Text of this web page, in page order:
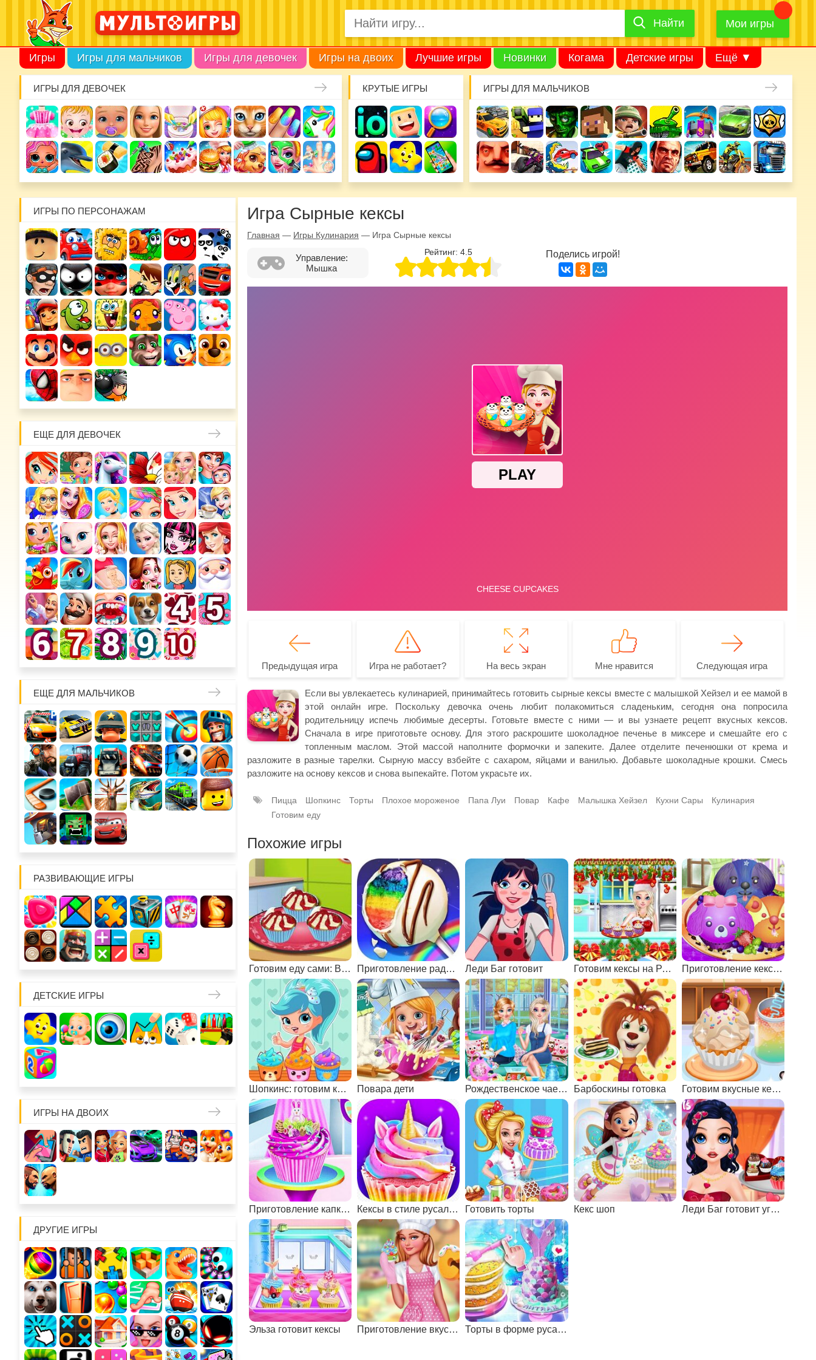
Найти
Найти Мои игры
Игры Игры для мальчиков Игры для девочек Игры на двоих Лучшие игры Новинки Когама Детские игры Ещё ▼
ИГРЫ ДЛЯ ДЕВОЧЕК КРУТЫЕ ИГРЫ ИГРЫ ДЛЯ МАЛЬЧИКОВ
ИГРЫ ПО ПЕРСОНАЖАМ
ЕЩЕ ДЛЯ ДЕВОЧЕК
ЕЩЕ ДЛЯ МАЛЬЧИКОВ
РАЗВИВАЮЩИЕ ИГРЫ
ДЕТСКИЕ ИГРЫ
ИГРЫ НА ДВОИХ
ДРУГИЕ ИГРЫ
Игра Сырные кексы
Главная — Игры Кулинария — Игра Сырные кексы
Управление:
Мышка
Рейтинг: 4.5 Поделись игрой!
Предыдущая игра Игра не работает? На весь экран Мне нравится Следующая игра
Если вы увлекаетесь кулинарией, принимайтесь готовить сырные кексы вместе с малышкой Хейзел и ее мамой в
этой онлайн игре. Поскольку девочка очень любит полакомиться сладеньким, сегодня она попросила
родительницу испечь любимые десерты. Готовьте вместе с ними — и вы узнаете рецепт вкусных кексов.
Сначала в игре приготовьте основу. Для этого раскрошите шоколадное печенье в миксере и смешайте его с
топленным маслом. Этой массой наполните формочки и запеките. Далее отделите печенюшки от крема и
разложите в разные тарелки. Сырную массу взбейте с сахаром, яйцами и ванилью. Добавьте шоколадные крошки. Смесь
разложите на основу кексов и снова выпекайте. Потом украсьте их.
Пицца Шопкинс Торты Плохое мороженое Папа Луи Повар Кафе Малышка Хейзел Кухни Сары
Кулинария
Готовим еду
Похожие игры
Готовим еду сами: Вишнёвый десерт Приготовление радужных десертов Леди Баг готовит Готовим кексы на Рождество Приготовление кексов-собачек
Шопкинс: готовим кексы Повара дети Рождественское чаепитие принцесс Барбоскины готовка Готовим вкусные кексы
Приготовление капкейка Кексы в стиле русалки и единорога Готовить торты Кекс шоп Леди Баг готовит угощение
Эльза готовит кексы Приготовление вкусных кексов Торты в форме русалок